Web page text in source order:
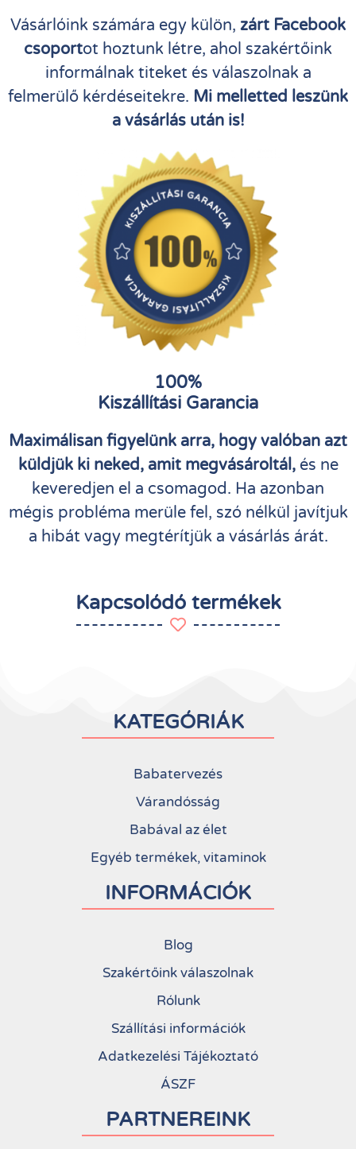
Vásárlóink számára egy külön, zárt Facebook
csoportot hoztunk létre, ahol szakértőink
informálnak titeket és válaszolnak a
felmerülő kérdéseitekre. Mi melletted leszünk
a vásárlás után is!
100%
Kiszállítási Garancia
Maximálisan figyelünk arra, hogy valóban azt
küldjük ki neked, amit megvásároltál, és ne
keveredjen el a csomagod. Ha azonban
mégis probléma merüle fel, szó nélkül javítjuk
a hibát vagy megtérítjük a vásárlás árát.
Kapcsolódó termékek
KATEGÓRIÁK
Babatervezés
Várandósság
Babával az élet
Egyéb termékek, vitaminok
INFORMÁCIÓK
Blog
Szakértőink válaszolnak
Rólunk
Szállítási információk
Adatkezelési Tájékoztató
ÁSZF
PARTNEREINK